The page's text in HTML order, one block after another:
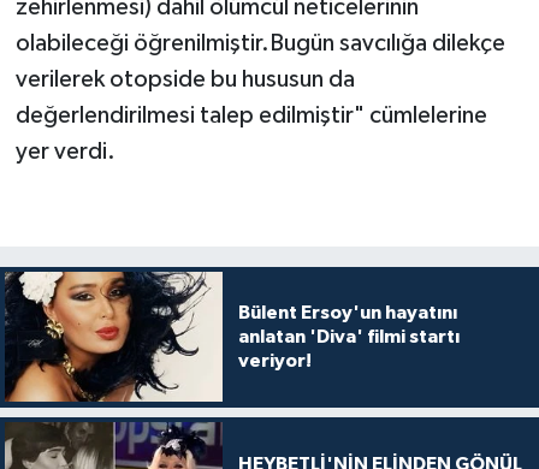
zehirlenmesi) dahil ölümcül neticelerinin
olabileceği öğrenilmiştir.Bugün savcılığa dilekçe
verilerek otopside bu hususun da
değerlendirilmesi talep edilmiştir" cümlelerine
yer verdi.
Bülent Ersoy'un hayatını
anlatan 'Diva' filmi startı
veriyor!
HEYBETLİ'NİN ELİNDEN GÖNÜL